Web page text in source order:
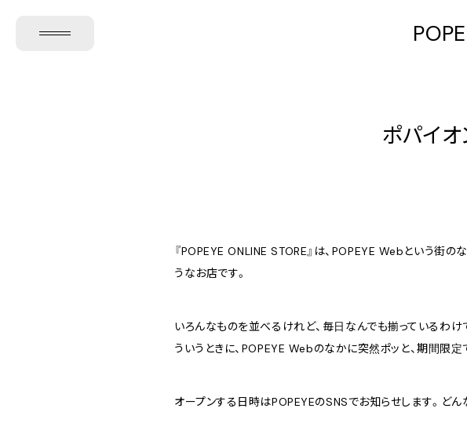
ポパイオ
『POPEYE ONLINE STORE』は、POPEYE Webという街
うなお店です。
いろんなものを並べるけれど、毎日なんでも揃っているわけ
ういうときに、POPEYE Webのなかに突然ポッと、期間限定
オープンする日時はPOPEYEのSNSでお知らせします。どん